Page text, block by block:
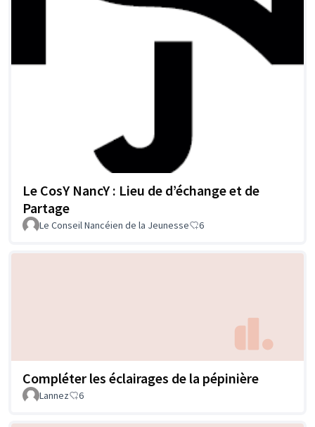
Le CosY NancY : Lieu de d’échange et de
Partage
Le Conseil Nancéien de la Jeunesse 6
Compléter les éclairages de la pépinière
Lannez 6